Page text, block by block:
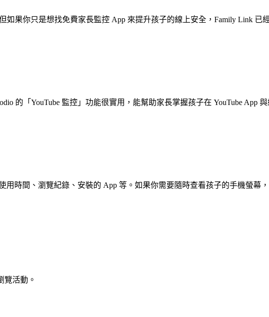
果你只是想找免費家長監控 App 來提升孩子的線上安全，Family Link 已
的「YouTube 監控」功能很實用，能幫助家長掌握孩子在 YouTube App
時間、瀏覽紀錄、安裝的 App 等。如果你需要隨時查看孩子的手機螢幕，
覽活動。